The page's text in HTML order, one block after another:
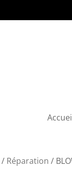
/ Réparation /